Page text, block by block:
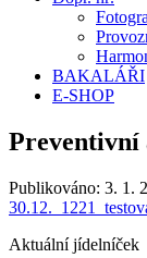
BAKALÁŘI
E-SHOP
Preventivní
Publikováno: 3. 1.
Aktuální jídelníček